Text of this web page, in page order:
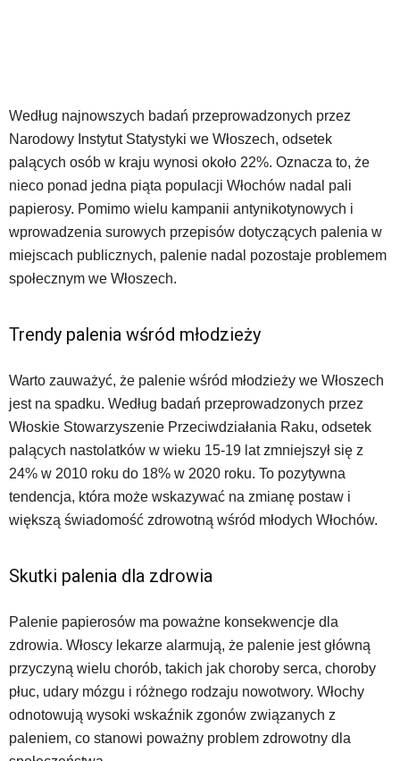
Według najnowszych badań przeprowadzonych przez
Narodowy Instytut Statystyki we Włoszech, odsetek
palących osób w kraju wynosi około 22%. Oznacza to, że
nieco ponad jedna piąta populacji Włochów nadal pali
papierosy. Pomimo wielu kampanii antynikotynowych i
wprowadzenia surowych przepisów dotyczących palenia w
miejscach publicznych, palenie nadal pozostaje problemem
społecznym we Włoszech.
Trendy palenia wśród młodzieży
Warto zauważyć, że palenie wśród młodzieży we Włoszech
jest na spadku. Według badań przeprowadzonych przez
Włoskie Stowarzyszenie Przeciwdziałania Raku, odsetek
palących nastolatków w wieku 15-19 lat zmniejszył się z
24% w 2010 roku do 18% w 2020 roku. To pozytywna
tendencja, która może wskazywać na zmianę postaw i
większą świadomość zdrowotną wśród młodych Włochów.
Skutki palenia dla zdrowia
Palenie papierosów ma poważne konsekwencje dla
zdrowia. Włoscy lekarze alarmują, że palenie jest główną
przyczyną wielu chorób, takich jak choroby serca, choroby
płuc, udary mózgu i różnego rodzaju nowotwory. Włochy
odnotowują wysoki wskaźnik zgonów związanych z
paleniem, co stanowi poważny problem zdrowotny dla